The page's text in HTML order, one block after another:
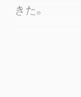
きた。